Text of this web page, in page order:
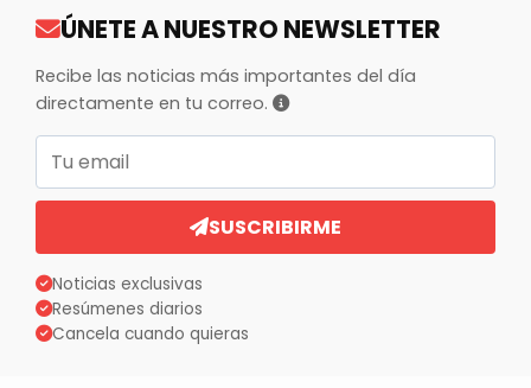
ÚNETE A NUESTRO NEWSLETTER
Recibe las noticias más importantes del día
directamente en tu correo.
SUSCRIBIRME
Noticias exclusivas
Resúmenes diarios
Cancela cuando quieras